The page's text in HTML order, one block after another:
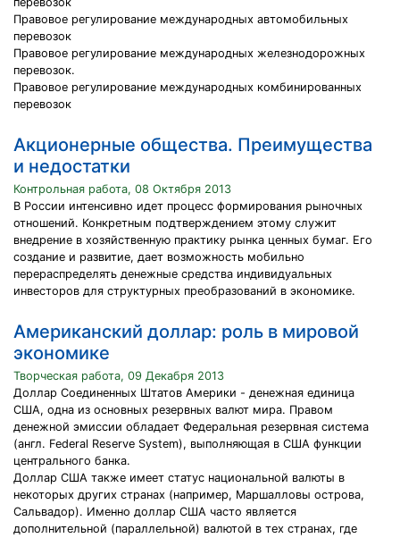
Правовое регулирование международных автомобильных
перевозок
Правовое регулирование международных железнодорожных
перевозок.
Правовое регулирование международных комбинированных
перевозок
Акционерные общества. Преимущества
и недостатки
Контрольная работа, 08 Октября 2013
В России интенсивно идет процесс формирования рыночных
отношений. Конкретным подтверждением этому служит
внедрение в хозяйственную практику рынка ценных бумаг. Его
создание и развитие, дает возможность мобильно
перераспределять денежные средства индивидуальных
инвесторов для структурных преобразований в экономике.
Американский доллар: роль в мировой
экономике
Творческая работа, 09 Декабря 2013
Доллар Соединенных Штатов Америки - денежная единица
США, одна из основных резервных валют мира. Правом
денежной эмиссии обладает Федеральная резервная система
(англ. Federal Reserve System), выполняющая в США функции
центрального банка.
Доллар США также имеет статус национальной валюты в
некоторых других странах (например, Маршалловы острова,
Сальвадор). Именно доллар США часто является
дополнительной (параллельной) валютой в тех странах, где